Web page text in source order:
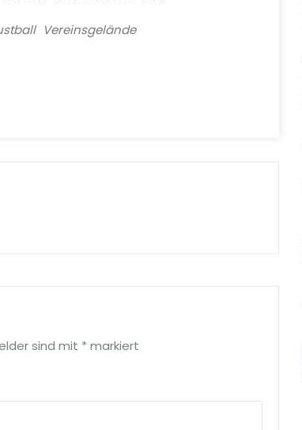
iCalendar
Vereinsgelände
sind mit * markiert